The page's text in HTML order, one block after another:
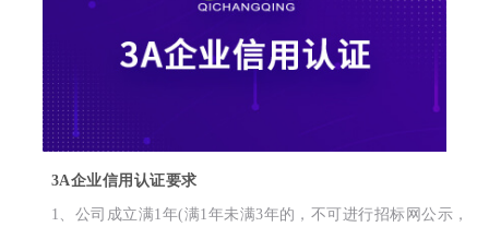
3A企业信用认证要求
1、公司成立满1年(满1年未满3年的，不可进行招标网公示，